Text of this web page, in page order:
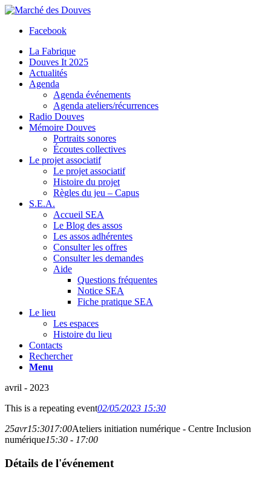
Facebook
La Fabrique
Douves It 2025
Actualités
Agenda
Agenda événements
Agenda ateliers/récurrences
Radio Douves
Mémoire Douves
Portraits sonores
Écoutes collectives
Le projet associatif
Le projet associatif
Histoire du projet
Règles du jeu – Capus
S.E.A.
Accueil SEA
Le Blog des assos
Les assos adhérentes
Consulter les offres
Consulter les demandes
Aide
Questions fréquentes
Notice SEA
Fiche pratique SEA
Le lieu
Les espaces
Histoire du lieu
Contacts
Rechercher
Menu
avril - 2023
This is a repeating event02/05/2023 15:30
25avr15:3017:00Ateliers initiation numérique - Centre Inclusion
numérique15:30 - 17:00
Détails de l'événement